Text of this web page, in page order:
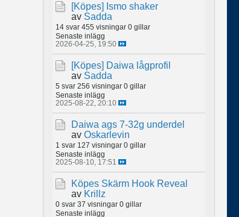
[Köpes] Ismo shaker
av Sadda
14 svar 455 visningar 0 gillar
Senaste inlägg
2026-04-25, 19:50
[Köpes] Daiwa lågprofil
av Sadda
5 svar 256 visningar 0 gillar
Senaste inlägg
2025-08-22, 20:10
Daiwa ags 7-32g underdel
av Oskarlevin
1 svar 127 visningar 0 gillar
Senaste inlägg
2025-08-10, 17:51
Köpes Skärm Hook Reveal
av Krillz
0 svar 37 visningar 0 gillar
Senaste inlägg